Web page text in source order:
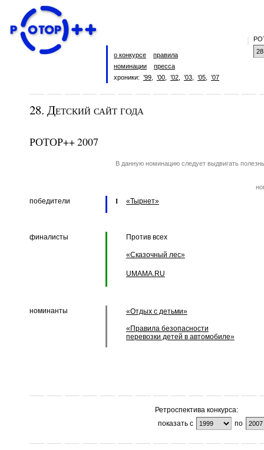
о конкурсе
правила
номинации
пресса
хроники: ’99 ’00 ’02 ’03 ’05 ’07
28. Детский сайт года
РОТОР++ 2007
В данную номинацию следует выдвигать
победители I «Тырнет»
финалисты Против всех
«Сказочный лес»
UMAMA.RU
номинанты «Отдых с детьми»
«Правила безопасности
перевозки детей в автомобиле»
Ретроспектива конкурса:
показать с
по